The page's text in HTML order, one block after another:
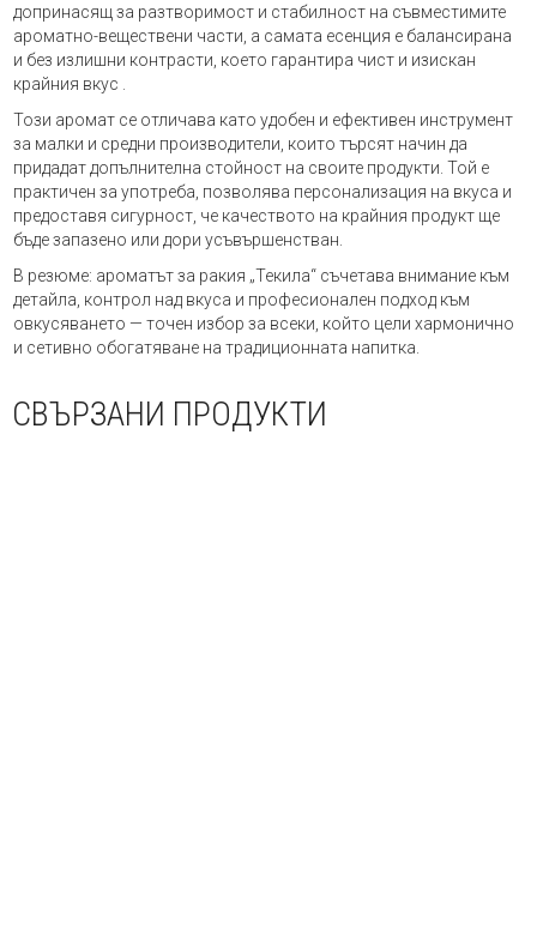
допринасящ за разтворимост и стабилност на съвместимите
ароматно-веществени части, а самата есенция е балансирана
и без излишни контрасти, което гарантира чист и изискан
крайния вкус .
Този аромат се отличава като удобен и ефективен инструмент
за малки и средни производители, които търсят начин да
придадат допълнителна стойност на своите продукти. Той е
практичен за употреба, позволява персонализация на вкуса и
предоставя сигурност, че качеството на крайния продукт ще
бъде запазено или дори усъвършенстван.
В резюме: ароматът за ракия „Текила“ съчетава внимание към
детайла, контрол над вкуса и професионален подход към
овкусяването — точен избор за всеки, който цели хармонично
и сетивно обогатяване на традиционната напитка.
СВЪРЗАНИ ПРОДУКТИ